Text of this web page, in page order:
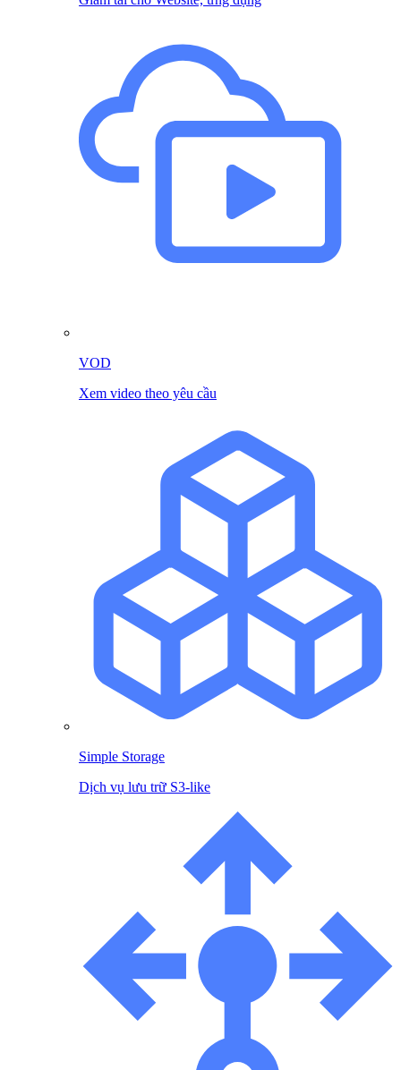
VOD
Xem video theo yêu cầu
Simple Storage
Dịch vụ lưu trữ S3-like